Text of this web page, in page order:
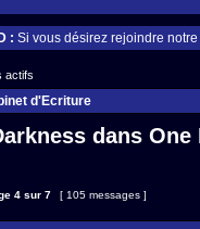
: Si vous désirez rejoindre
actifs
d'Ecriture
dans One
4 sur 7 [ 105 messages ]